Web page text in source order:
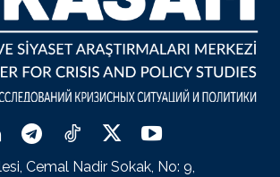
Cemal Nadir Sokak, No: 9,